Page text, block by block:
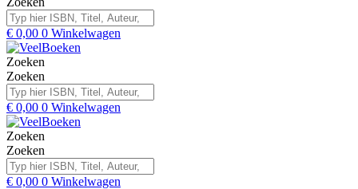
€ 0,00 0 Winkelwagen
Zoeken
Zoeken
€ 0,00 0 Winkelwagen
Zoeken
Zoeken
€ 0,00 0 Winkelwagen